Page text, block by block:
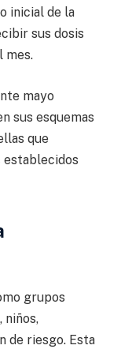
inicial de la
sus dosis
mes.
mayo
sus esquemas
que
grupos
niños,
de riesgo. Esta